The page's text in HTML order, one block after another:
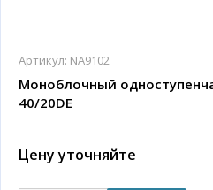
Артикул: NA9102
Моноблочный
40/20DE
Цену уточняйте